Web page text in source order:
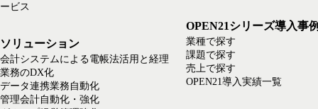
ービス
ソリューション
会計システムによる電帳法活用と経理
業務のDX化
データ連携業務自動化
管理会計自動化・強化
OPEN21シリーズ導入事
業種で探す
課題で探す
売上で探す
OPEN21導入実績一覧